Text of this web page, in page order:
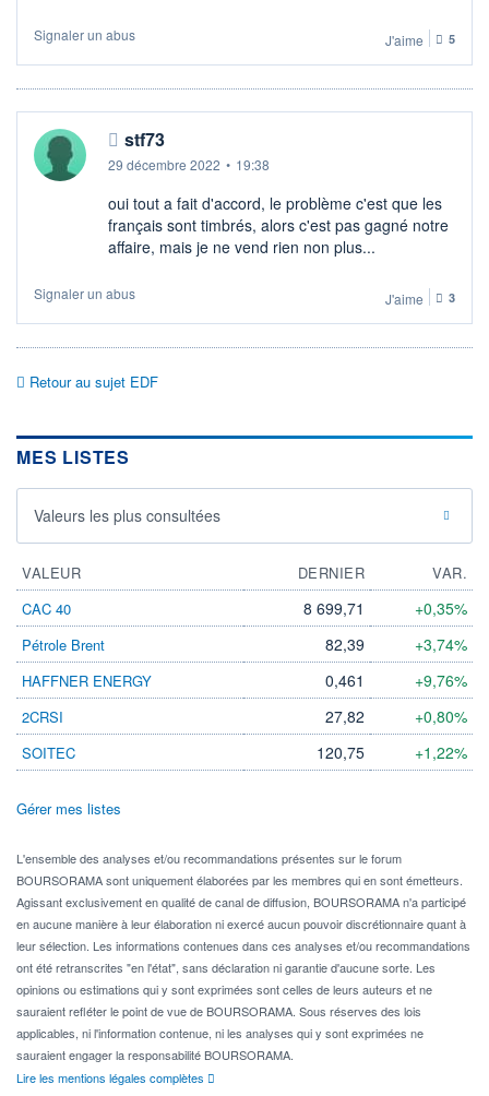
Signaler un abus J'aime 5
stf73
29 décembre 2022 • 19:38
oui tout a fait d'accord, le problème c'est que les
français sont timbrés, alors c'est pas gagné notre
affaire, mais je ne vend rien non plus...
Signaler un abus J'aime 3
Retour au sujet EDF
MES LISTES
Valeurs les plus consultées
VALEUR DERNIER
VAR.
CAC 40
8 699,71 +0,35%
Pétrole Brent 82,39 +3,74%
HAFFNER ENERGY 0,461 +9,76%
2CRSI 27,82 +0,80%
SOITEC 120,75 +1,22%
Gérer mes listes
L'ensemble des analyses et/ou recommandations présentes sur le forum
BOURSORAMA sont uniquement élaborées par les membres qui en sont émetteurs.
Agissant exclusivement en qualité de canal de diffusion, BOURSORAMA n'a participé
en aucune manière à leur élaboration ni exercé aucun pouvoir discrétionnaire quant à
leur sélection. Les informations contenues dans ces analyses et/ou recommandations
ont été retranscrites "en l'état", sans déclaration ni garantie d'aucune sorte. Les
opinions ou estimations qui y sont exprimées sont celles de leurs auteurs et ne
sauraient refléter le point de vue de BOURSORAMA. Sous réserves des lois
applicables, ni l'information contenue, ni les analyses qui y sont exprimées ne
sauraient engager la responsabilité BOURSORAMA.
Lire les mentions légales complètes